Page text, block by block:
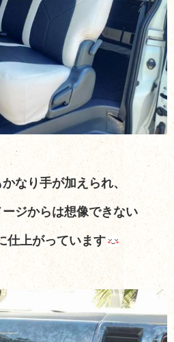
なり手が加えられ、
ジからは想像できない
仕上がっています